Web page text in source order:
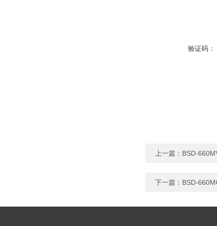
验证码：
上一篇： BSD-
下一篇： BSD-